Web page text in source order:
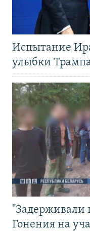
Испытание
улыбки
Гонения на